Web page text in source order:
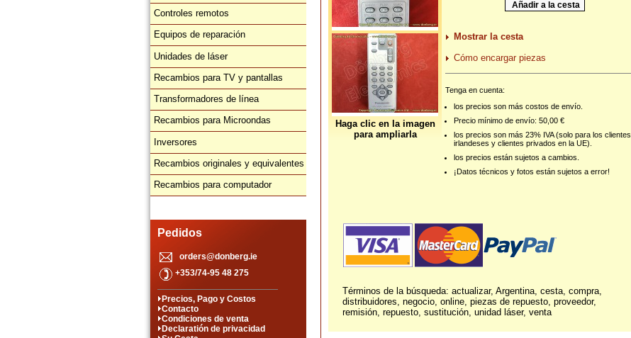
Controles remotos
Equipos de reparación
Unidades de láser
Recambios para TV y pantallas
Transformadores de línea
Recambios para Microondas
Inversores
Recambios originales y equivalentes
Recambios para computador
Pedidos
orders@donberg.ie
+353/74-95 48 275
Precios, Pago y Costos
Contacto
Condiciones de venta
Declaratión de privacidad
Haga clic en la imagen
para ampliarla
Mostrar la cesta
Cómo encargar piezas
Tenga en cuenta:
los precios son más costos de envío.
Precio mínimo de envío: 50,00 €
los precios son más 23% IVA (solo para los clientes
irlandeses y clientes privados en la UE).
los precios están sujetos a cambios.
¡Datos técnicos y fotos están sujetos a error!
Términos de la búsqueda: actualizar, Argentina, cesta, compra,
distribuidores, negocio, online, piezas de repuesto, proveedor,
remisión, repuesto, sustitución, unidad láser, venta